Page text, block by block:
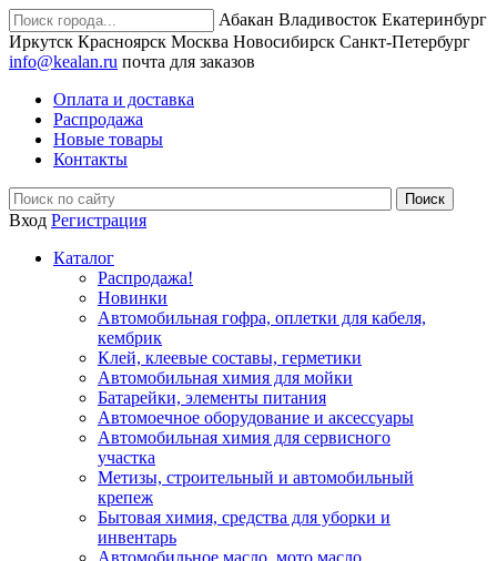
Абакан Владивосток Екатеринбург
Иркутск Красноярск Москва Новосибирск Санкт-Петербург
info@kealan.ru почта для заказов
Оплата и доставка
Распродажа
Новые товары
Контакты
Вход Регистрация
Каталог
Распродажа!
Новинки
Автомобильная гофра, оплетки для кабеля,
кембрик
Клей, клеевые составы, герметики
Автомобильная химия для мойки
Батарейки, элементы питания
Автомоечное оборудование и аксессуары
Автомобильная химия для сервисного
участка
Метизы, строительный и автомобильный
крепеж
Бытовая химия, средства для уборки и
инвентарь
Автомобильное масло, мото масло,